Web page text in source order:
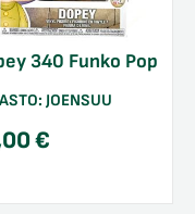
340 Funko Pop
JOENSUU
€